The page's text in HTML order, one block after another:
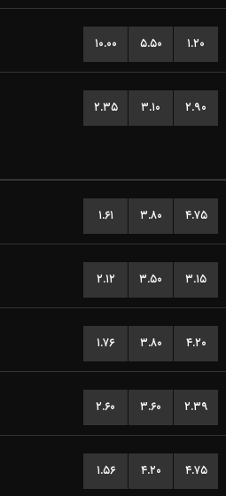
۱۰.۰۰ ۵.۵۰ ۱.۲۰
۲.۳۵ ۳.۱۰ ۲.۹۰
۱.۶۱ ۳.۸۰ ۴.۷۵
۲.۱۲ ۳.۵۰ ۳.۱۵
۱.۷۶ ۳.۸۰ ۴.۲۰
۲.۶۰ ۳.۶۰ ۲.۳۹
۱.۵۶ ۴.۲۰ ۴.۷۵